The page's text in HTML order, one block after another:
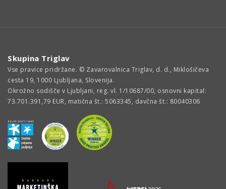
Skupina Triglav
Vse pravice pridržane. © Zavarovalnica Triglav, d. d., Miklošičeva
cesta 19, 1000 Ljubljana, Slovenija.
Okrožno sodišče v Ljubljani, reg. vl. 1/10687/00, osnovni kapital:
73.701.391,79 EUR, matična št.: 5063345, davčna št.: 80040306